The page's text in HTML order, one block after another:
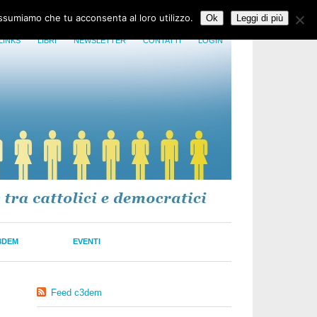
LIBRI NEWSLETTER CONTATTI LOGIN
EVENTI
Feed c3dem
che tu acconsenta al loro utilizzo. Ok Leggi di più